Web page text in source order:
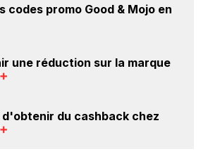
compte sur BackBackBack et
au plus tard 48h après votre
& Mojo.
codes promo Good & Mojo en
Good & Mojo. Choisissez un
dessus et découvrez si des
une réduction sur la marque
cagnotte BackBackBack lorsque
produits de la marque Good & Mojo
du cashback chez